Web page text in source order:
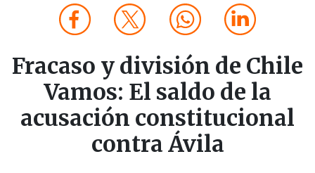
Fracaso y división de Chile
Vamos: El saldo de la
acusación constitucional
contra Ávila